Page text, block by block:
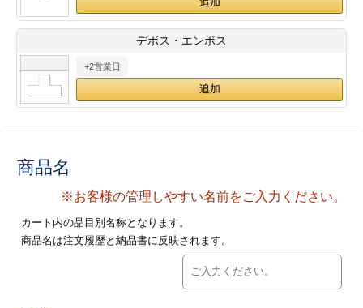
ァイル印刷
印刷
リーブ印刷
加工
フォルダー
ファイル印刷
ァイル印刷
デボス・エンボス
+2営業日
商品名
※お客様の管理しやすい名前をご入力ください。
カート内の品目別名称となります。
商品名は注文履歴と納品書に反映されます。